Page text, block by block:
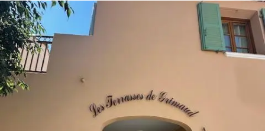
SÉJOURNER